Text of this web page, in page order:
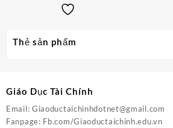
Thẻ sản phẩm
Giáo Dục Tài Chính
Email: Giaoductaichinhdotnet@gmail.com
Fanpage: Fb.com/Giaoductaichinh.edu.vn